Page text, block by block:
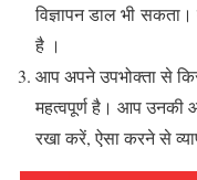
विज्ञापन डाल भी
है ।
आप अपने उपभोक्ता से
महत्वपूर्ण है। आप उनकी
रखा करें, ऐसा करने से